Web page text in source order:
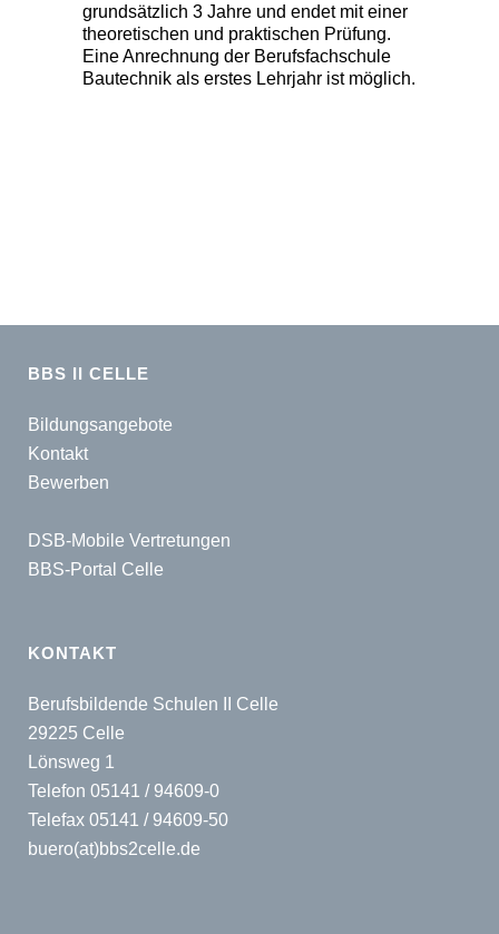
grundsätzlich 3 Jahre und endet mit einer
theoretischen und praktischen Prüfung.
Eine Anrechnung der Berufsfachschule
Bautechnik als erstes Lehrjahr ist möglich.
BBS II CELLE
Bildungsangebote
Kontakt
Bewerben
DSB-Mobile Vertretungen
BBS-Portal Celle
KONTAKT
Berufsbildende Schulen II Celle
29225 Celle
Lönsweg 1
Telefon 05141 / 94609-0
Telefax 05141 / 94609-50
buero(at)bbs2celle.de